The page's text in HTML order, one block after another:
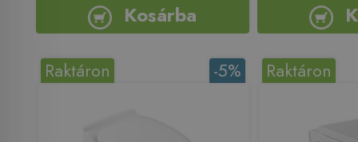
Kosárba
-5%
Raktáron Raktáron